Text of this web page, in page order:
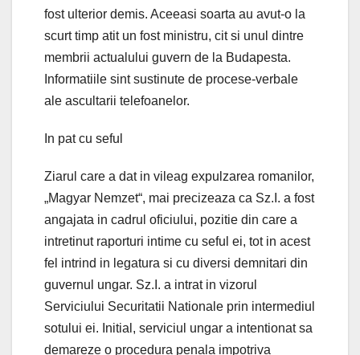
fost ulterior demis. Aceeasi soarta au avut-o la
scurt timp atit un fost ministru, cit si unul dintre
membrii actualului guvern de la Budapesta.
Informatiile sint sustinute de procese-verbale
ale ascultarii telefoanelor.
In pat cu seful
Ziarul care a dat in vileag expulzarea romanilor,
„Magyar Nemzet“, mai precizeaza ca Sz.I. a fost
angajata in cadrul oficiului, pozitie din care a
intretinut raporturi intime cu seful ei, tot in acest
fel intrind in legatura si cu diversi demnitari din
guvernul ungar. Sz.I. a intrat in vizorul
Serviciului Securitatii Nationale prin intermediul
sotului ei. Initial, serviciul ungar a intentionat sa
demareze o procedura penala impotriva